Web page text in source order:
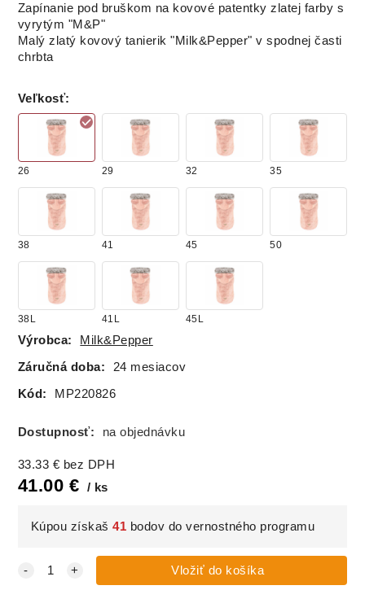
Zapínanie pod bruškom na kovové patentky zlatej farby s
vyrytým "M&P"
Malý zlatý kovový tanierik "Milk&Pepper" v spodnej časti
chrbta
Veľkosť:
26 29 32 35
38 41 45 50
38L 41L 45L
Výrobca: Milk&Pepper
Záručná doba: 24 mesiacov
Kód: MP220826
Dostupnosť: na objednávku
33.33 € bez DPH
41.00 € ks
Kúpou získaš41 bodov do vernostného programu